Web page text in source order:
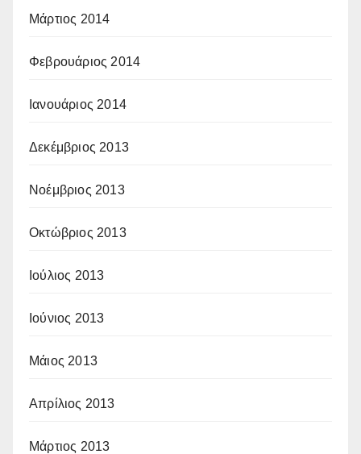
Μάρτιος 2014
Φεβρουάριος 2014
Ιανουάριος 2014
Δεκέμβριος 2013
Νοέμβριος 2013
Οκτώβριος 2013
Ιούλιος 2013
Ιούνιος 2013
Μάιος 2013
Απρίλιος 2013
Μάρτιος 2013